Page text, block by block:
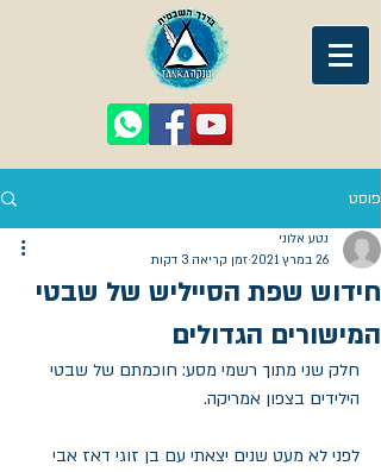
פוסט
חידוש שפת הסייליש של שבטי
המישורים הגדולים
נטע אלוני
26 במרץ 2021
זמן קריאה 3 דקות
חלק שני מתוך רשמי מסע: חוכמתם של שבטי
הילידים בצפון אמריקה.
לפני לא מעט שנים יצאתי עם בן זוגי דאז אבי